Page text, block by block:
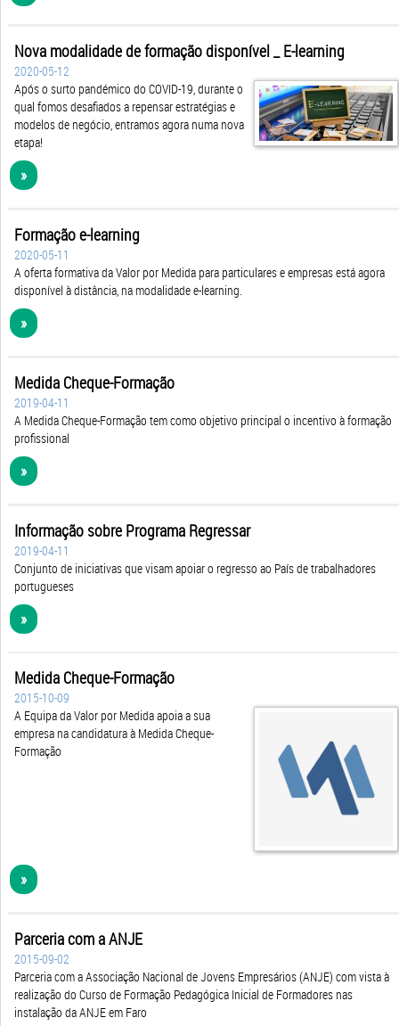
Nova modalidade de formação disponível _ E-learning
2020-05-12
Após o surto pandémico do COVID-19, durante o
qual fomos desafiados a repensar estratégias e
modelos de negócio, entramos agora numa nova
etapa!
»
Formação e-learning
2020-05-11
A oferta formativa da Valor por Medida para particulares e empresas está agora
disponível à distância, na modalidade e-learning.
»
Medida Cheque-Formação
2019-04-11
A Medida Cheque-Formação tem como objetivo principal o incentivo à formação
profissional
»
Informação sobre Programa Regressar
2019-04-11
Conjunto de iniciativas que visam apoiar o regresso ao País de trabalhadores
portugueses
»
Medida Cheque-Formação
2015-10-09
A Equipa da Valor por Medida apoia a sua
empresa na candidatura à Medida Cheque-
Formação
»
Parceria com a ANJE
2015-09-02
Parceria com a Associação Nacional de Jovens Empresários (ANJE) com vista à
realização do Curso de Formação Pedagógica Inicial de Formadores nas
instalação da ANJE em Faro